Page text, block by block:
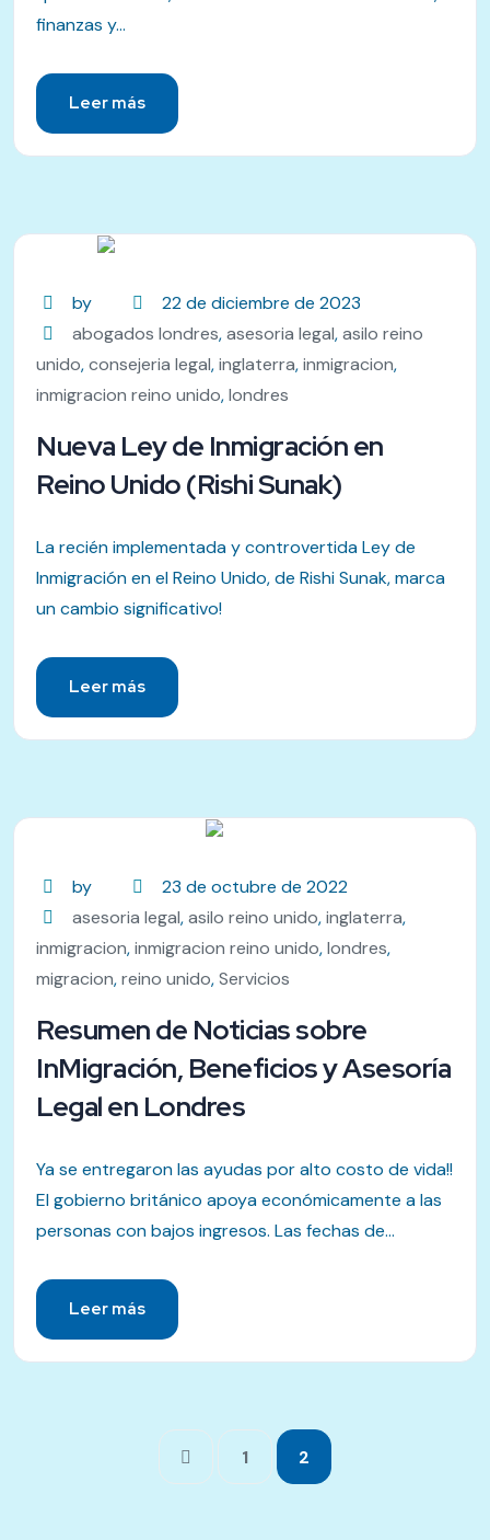
finanzas y...
Leer más
by
22 de diciembre de 2023
abogados londres,asesoria legal,asilo reino
unido,consejeria legal,inglaterra,inmigracion,
inmigracion reino unido,londres
Nueva Ley de Inmigración en
Reino Unido (Rishi Sunak)
La recién implementada y controvertida Ley de
Inmigración en el Reino Unido, de Rishi Sunak, marca
un cambio significativo!
Leer más
by
23 de octubre de 2022
asesoria legal,asilo reino unido,inglaterra,
inmigracion,inmigracion reino unido,londres,
migracion,reino unido,Servicios
Resumen de Noticias sobre
InMigración, Beneficios y Asesoría
Legal en Londres
Ya se entregaron las ayudas por alto costo de vida!!
El gobierno británico apoya económicamente a las
personas con bajos ingresos. Las fechas de...
Leer más
1 2